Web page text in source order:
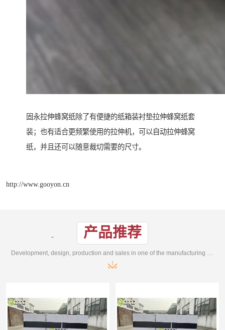
固永拉伸蜂窝纸除了有便捷的纸箱装衬垫拉伸蜂窝纸套
装；也有适合更频繁使用的拉伸机，可以自动拉伸蜂窝
纸，并且还可以随意裁切需要的尺寸。
http://www.gooyon.cn
产品推荐
Development, design, production and sales in one of the manufacturing enterprises